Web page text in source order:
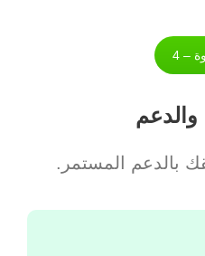
– 4
والدعم
بالدعم المستمر.